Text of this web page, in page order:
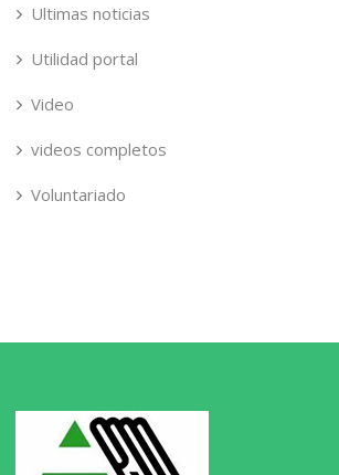
Ultimas noticias
Utilidad portal
Video
videos completos
Voluntariado